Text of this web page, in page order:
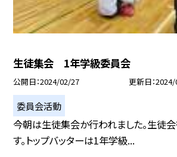
生徒集会 1年学級委員会
公開日 2024/02/27 更新日
委員会活動
今朝は生徒集会か行われました。生徒
す。トップバッターは1年学級...